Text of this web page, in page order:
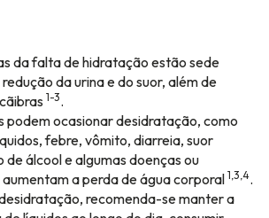
da falta de hidratação estão sede
da urina e do suor, além de
1-3.
podem ocasionar desidratação, como
febre, vômito, diarreia, suor
de álcool e algumas doenças ou
a perda de água corporal 1,3,4.
recomenda-se manter a